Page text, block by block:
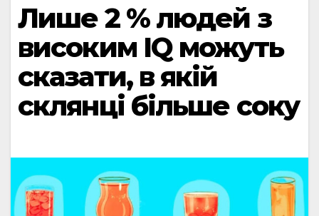
Лише 2 % людей з
високим IQ можуть
сказати, в якій
склянці більше соку